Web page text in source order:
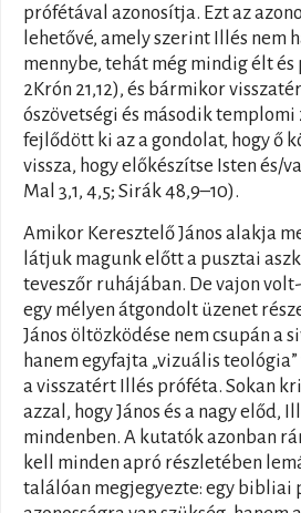
prófétával azonosítja. Ezt az
lehetővé, amely szerint Illés nem
mennybe, tehát még mindig élt
2Krón 21,12), és bármikor
ószövetségi és második
fejlődött ki az a gondolat, hogy ő
vissza, hogy előkészítse Isten és/
Mal 3,1, 4,5; Sirák 48,9–10).
Amikor Keresztelő János alakja
látjuk magunk előtt a pusztai
teveszőr ruhájában. De vajon
egy mélyen átgondolt üzenet
János öltözködése nem csupán a
hanem egyfajta „vizuális
a visszatért Illés próféta. Sokan
azzal, hogy János és a nagy előd,
mindenben. A kutatók azonban
kell minden apró részletében
találóan megjegyezte: egy bibliai